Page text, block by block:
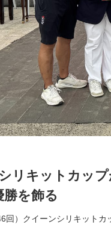
リキットカッ
を飾る
回）クイーンシリキット